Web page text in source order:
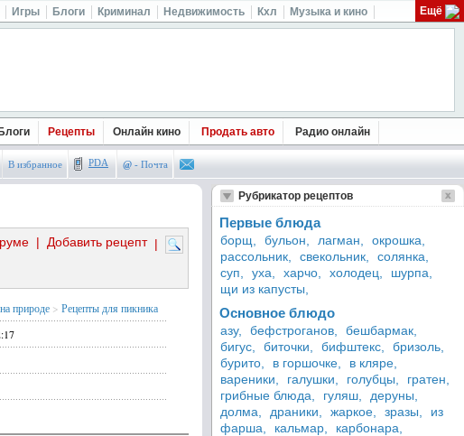
Игры Блоги Криминал Недвижимость Кхл Музыка и кино Ещё
Блоги Рецепты Онлайн кино Продать авто Радио онлайн
В избранное PDA @ - Почта
|
Добавить рецепт
|
природе > Рецепты для пикника
Рубрикатор рецептов
Первые блюда
борщ, бульон, лагман,
окрошка,
рассольник,
свекольник,
солянка,
суп,
уха, харчо, холодец,
шурпа,
щи из капусты,
Основное блюдо
азу, бефстроганов,
бешбармак,
бигус,
биточки, бифштекс,
бризоль,
бурито,
в горшочке,
в кляре,
вареники,
галушки, голубцы,
гратен,
грибные блюда,
гуляш,
деруны,
долма,
драники, жаркое, зразы,
из
фарша,
кальмар,
карбонара,